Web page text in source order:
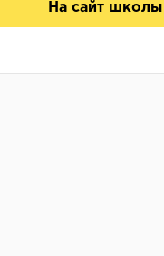
На сайт школы